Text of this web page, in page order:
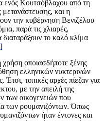
ενός Κουτσόβλαχου από τη
και η
την κυβέρνηση Βενιζέλου
παρά τις χλιαρές,
διαταράξουν το καλό κλίμα
οποιασδήποτε ξένης
ελληνικών νυκτερινών
τοπικές αρχές πίεζαν για
με την απειλή της
των οικογενειών που
των ρουμανιζόντων. Όπως
ήταν έντονες και